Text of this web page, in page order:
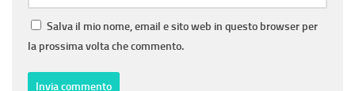
Salva il mio nome, email e sito web in questo browser per
la prossima volta che commento.